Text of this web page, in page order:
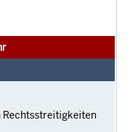
Rechtsstreitigkeiten